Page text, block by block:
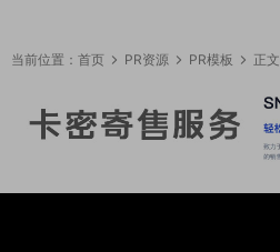
当前位置： 首页 PR资源 PR模板 正文